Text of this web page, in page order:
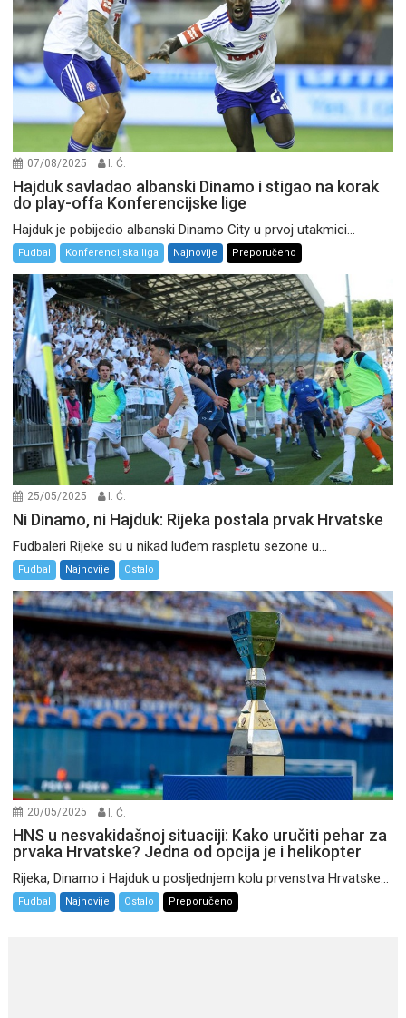
07/08/2025 I. Ć.
Hajduk savladao albanski Dinamo i stigao na korak
do play-offa Konferencijske lige
Hajduk je pobijedio albanski Dinamo City u prvoj utakmici...
Fudbal Konferencijska liga Najnovije Preporučeno
25/05/2025 I. Ć.
Ni Dinamo, ni Hajduk: Rijeka postala prvak Hrvatske
Fudbaleri Rijeke su u nikad luđem raspletu sezone u...
Fudbal Najnovije Ostalo
20/05/2025 I. Ć.
HNS u nesvakidašnoj situaciji: Kako uručiti pehar za
prvaka Hrvatske? Jedna od opcija je i helikopter
Rijeka, Dinamo i Hajduk u posljednjem kolu prvenstva Hrvatske...
Fudbal Najnovije Ostalo Preporučeno